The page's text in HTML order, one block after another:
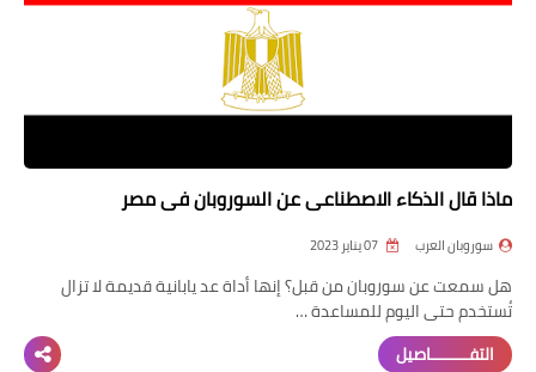
ماذا قال الذكاء الاصطناعي عن السوروبان في مصر
سوروبان العرب
هل سمعت عن سوروبان من قبل؟ إنها أداة عد يابانية قديمة لا تزال
تُستخدم حتى اليوم للمساعدة …
التفــــــــاصيل